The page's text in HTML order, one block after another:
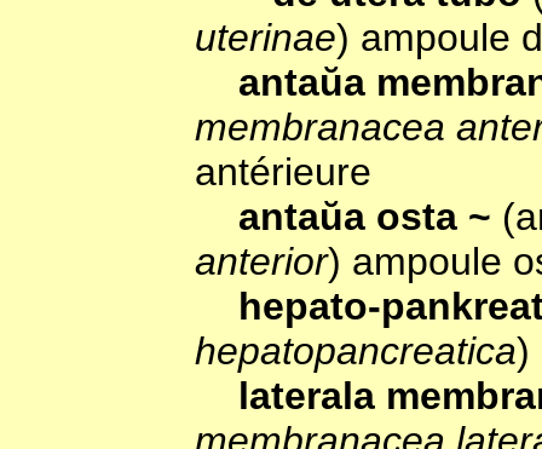
uterinae) ampoule
antaŭa
membranacea
antérieure
antaŭa osta ~
anterior) ampoule
hepato-
hepatopancreatica)
laterala